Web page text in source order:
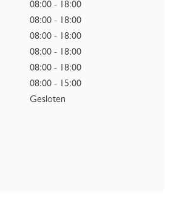
08:00 - 18:00
08:00 - 18:00
08:00 - 18:00
08:00 - 18:00
08:00 - 18:00
08:00 - 15:00
Gesloten